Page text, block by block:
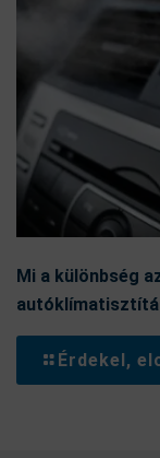
Mi a különbség
Érdekel,